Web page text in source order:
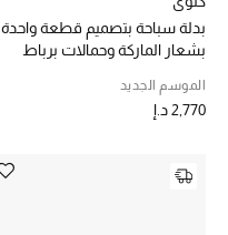
مكتشف العطور
المكياج
بدلة سباحة بتصميم قطعة واحدة
بشعار الماركة وحمالات برباط
الموسم الجديد
2,770 د.إ